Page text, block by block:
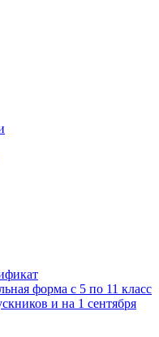
форма с 5 по 11 класс
и на 1 сентября